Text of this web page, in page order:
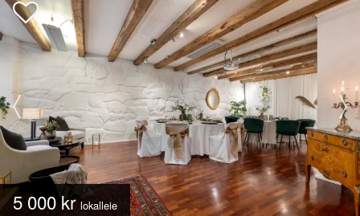
5 000 krlokalleie